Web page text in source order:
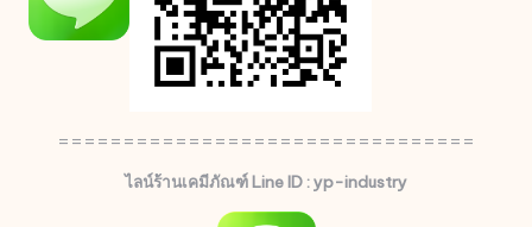
================================
ไลน์ร้านเคมีภัณฑ์ Line ID : yp-industry